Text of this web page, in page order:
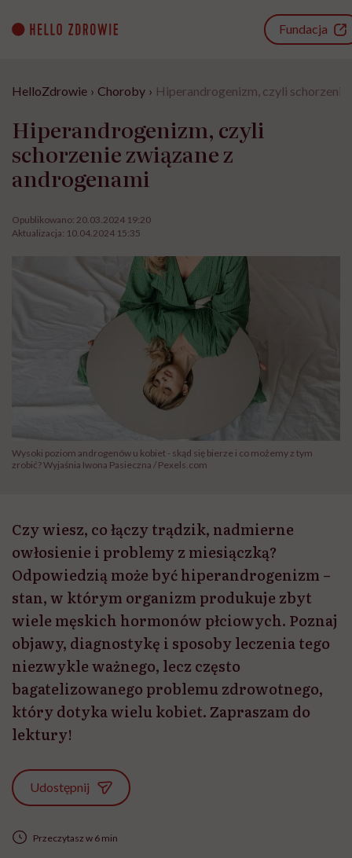
content
Fundacja
HelloZdrowie › Choroby › Hiperandrogenizm, czyli
Hiperandrogenizm, czyli
schorzenie związane z
androgenami
Opublikowano: 20.03.2024 19:20
Aktualizacja: 10.04.2024 15:35
Wysoki poziom androgenów u kobiet - skąd się bierze i co możemy z tym
zrobić? Wyjaśnia Iwona Pasieczna / Pexels.com
Czy wiesz, co łączy trądzik, nadmierne
owłosienie i problemy z miesiączką?
Odpowiedzią może być hiperandrogenizm –
stan, w którym organizm produkuje zbyt
wiele męskich hormonów płciowych. Poznaj
objawy, diagnostykę i sposoby leczenia tego
niezwykle ważnego, lecz często
bagatelizowanego problemu zdrowotnego,
który dotyka wielu kobiet. Zapraszam do
lektury!
Udostępnij
Przeczytasz w 6 min